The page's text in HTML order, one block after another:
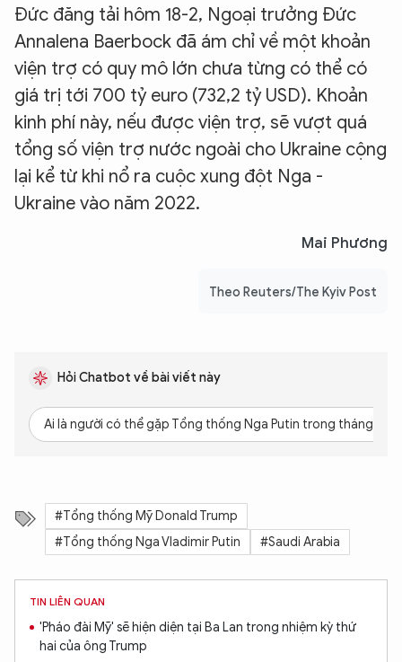
Đức đăng tải hôm 18-2, Ngoại trưởng Đức
Annalena Baerbock đã ám chỉ về một khoản
viện trợ có quy mô lớn chưa từng có thể có
giá trị tới 700 tỷ euro (732,2 tỷ USD). Khoản
kinh phí này, nếu được viện trợ, sẽ vượt quá
tổng số viện trợ nước ngoài cho Ukraine cộng
lại kể từ khi nổ ra cuộc xung đột Nga -
Ukraine vào năm 2022.
Mai Phương
Theo Reuters/The Kyiv Post
Hỏi Chatbot về bài viết này
Ai là người có thể gặp Tổng thống Nga Putin trong tháng
#Tổng thống Mỹ Donald Trump
#Tổng thống Nga Vladimir Putin
#Saudi Arabia
TIN LIÊN QUAN
'Pháo đài Mỹ' sẽ hiện diện tại Ba Lan trong nhiệm kỳ thứ
hai của ông Trump